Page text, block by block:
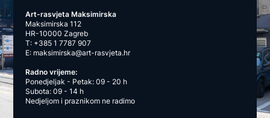
Art-rasvjeta Maksimirska
Maksimirska 112
HR-10000 Zagreb
T: +385 1 7787 907
E: maksimirska@art-rasvjeta.hr
Radno vrijeme:
Ponedjeljak - Petak: 09 - 20 h
Subota: 09 - 14 h
Nedjeljom i praznikom ne radimo